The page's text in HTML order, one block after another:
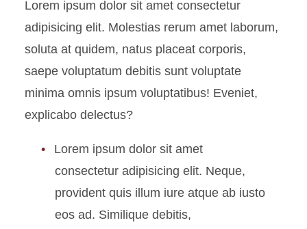
Lorem ipsum dolor sit amet consectetur
adipisicing elit. Molestias rerum amet laborum,
soluta at quidem, natus placeat corporis,
saepe voluptatum debitis sunt voluptate
minima omnis ipsum voluptatibus! Eveniet,
explicabo delectus?
Lorem ipsum dolor sit amet
consectetur adipisicing elit. Neque,
provident quis illum iure atque ab iusto
eos ad. Similique debitis,